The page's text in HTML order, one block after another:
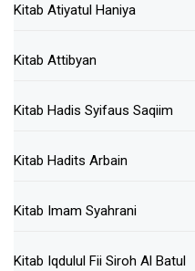
Kitab Atiyatul Haniya
Kitab Attibyan
Kitab Hadis Syifaus Saqiim
Kitab Hadits Arbain
Kitab Imam Syahrani
Kitab Iqdulul Fii Siroh Al Batul